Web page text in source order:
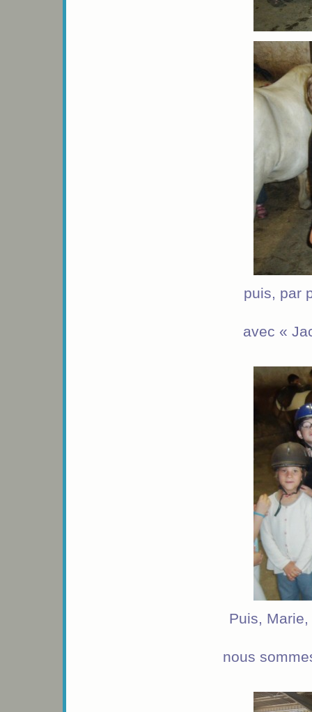
puis, par
avec «
Puis,
nous